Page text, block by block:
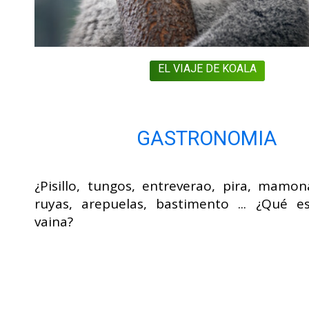
EL VIAJE DE KOALA
GASTRONOMIA
¿Pisillo, tungos, entreverao, pira,
ruyas, arepuelas, bastimento ... ¿Qué
vaina?